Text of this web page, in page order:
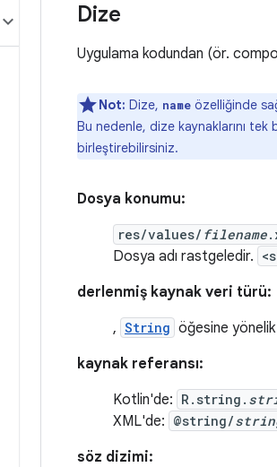
Dize
Uygulama kodundan (ör.
Not: Dize, name özelliğinde
Bu nedenle, dize kaynaklarını tek
birleştirebilirsiniz.
Dosya konumu:
res/values/ filename
Dosya adı rastgeledir.
derlenmiş kaynak veri türü:
, String öğesine
kaynak referansı:
Kotlin'de: R.string.
XML'de: @string/
söz dizimi: